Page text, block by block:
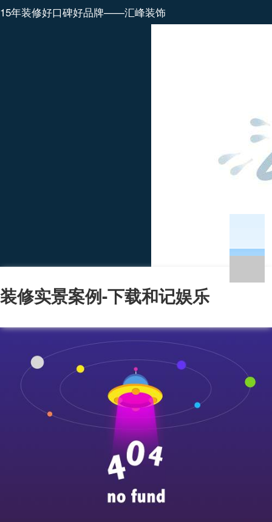
15年装修好口碑好品牌——汇峰装饰
装修实景案例-下载和记娱乐